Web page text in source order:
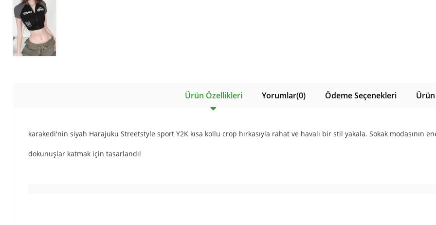
Ürün Özellikleri Yorumlar(0) Ödeme Seçenekleri
karakedi'nin siyah Harajuku Streetstyle sport Y2K kısa kollu crop hırkasıyla rahat ve havalı bir stil yakala. Sokak modasının
dokunuşlar katmak için tasarlandı!